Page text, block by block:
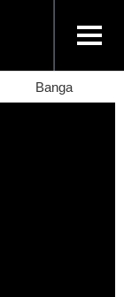
Banga